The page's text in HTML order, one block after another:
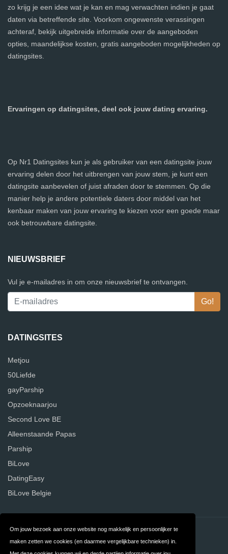
Om jouw bezoek aan onze website nog makkelijk en persoonlijker te
maken zetten we cookies (en daarmee vergelijkbare technieken) in.
zo krijg je een idee wat je kan en mag verwachten indien je gaat
daten via betreffende site. Voorkom ongewenste verassingen
achteraf, bekijk uitgebreide informatie over de aangeboden
opties, maandelijkse kosten, gratis aangeboden mogelijkheden op
datingsites.
Ervaringen op datingsites, deel ook jouw dating ervaring.
Op Nr1 Datingsites kun je als gebruiker van een datingsite jouw
ervaring delen door het uitbrengen van jouw stem, je kunt een
datingsite aanbevelen of juist afraden door te stemmen. Op die
manier help je andere potentiele daters door middel van het
kenbaar maken van jouw ervaring te kiezen voor een goede maar
ook betrouwbare datingsite.
NIEUWSBRIEF
Vul je e-mailadres in om onze nieuwsbrief te ontvangen.
DATINGSITES
Metjou
50Liefde
gayParship
Opzoeknaarjou
Second Love BE
Alleenstaande Papas
Parship
BiLove
DatingEasy
BiLove Belgie
Contact Over ons
Privacy Algemene